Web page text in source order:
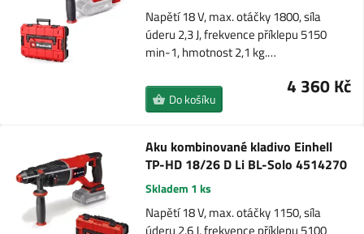
Napětí 18 V, max. otáčky 1800, síla
úderu 2,3 J, frekvence příklepu 5150
min-1, hmotnost 2,1 kg.…
4 360 Kč
Do košíku
Aku kombinované kladivo Einhell
TP-HD 18/26 D Li BL-Solo 4514270
Skladem 1 ks
Napětí 18 V, max. otáčky 1150, síla